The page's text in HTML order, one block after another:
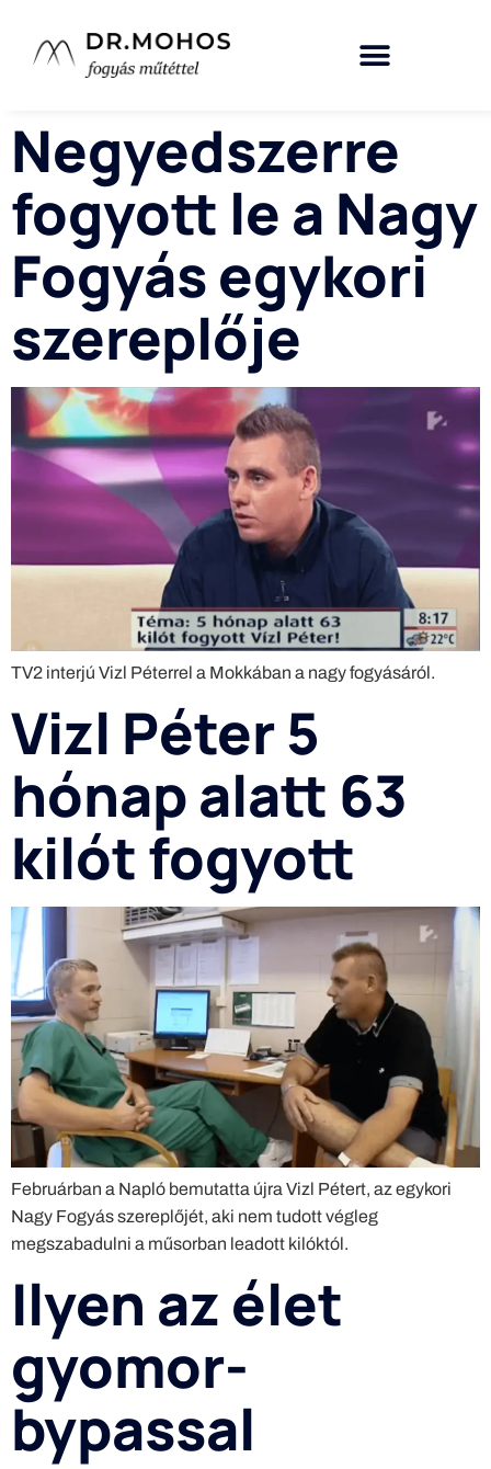
Negyedszerre
fogyott le a Nagy
Fogyás egykori
szereplője
TV2 interjú Vizl Péterrel a Mokkában a nagy fogyásáról.
Vizl Péter 5
hónap alatt 63
kilót fogyott
Februárban a Napló bemutatta újra Vizl Pétert, az egykori
Nagy Fogyás szereplőjét, aki nem tudott végleg
megszabadulni a műsorban leadott kilóktól.
Ilyen az élet
gyomor-
bypassal